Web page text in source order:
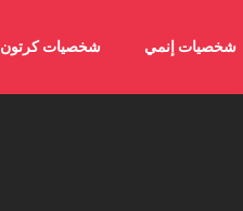
شخصيات إنمي شخصيات كرتون